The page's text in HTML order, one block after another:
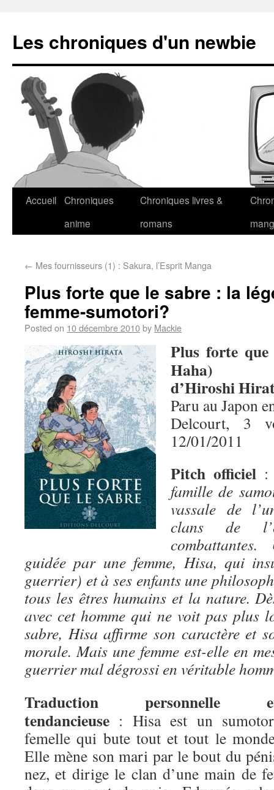
Les chroniques d'un newbie
Accueil Chroniques
anime
Chroniques livres &
romans
← Mes fournisseurs (1) : Sakura, l’Esprit Manga
Plus forte que le sabre : la
femme-sumotori?
Posted on 10 décembre 2010by Mackie
Plus forte
Haha)
d’Hiroshi
Paru au Japon
Delcourt, 3
12/01/2011
Pitch officiel
famille de
vassale de
clans de
guidée par une femme, Hisa, qui
guerrier) et à ses enfants une
tous les êtres humains et la nature.
avec cet homme qui ne voit pas plus
sabre, Hisa affirme son caractère et
morale. Mais une femme est-elle en
guerrier mal dégrossi en véritable
Traduction personnelle
tendancieuse : Hisa est un
femelle qui bute tout et tout le
Elle mène son mari par le bout du
nez, et dirige le clan d’une main de